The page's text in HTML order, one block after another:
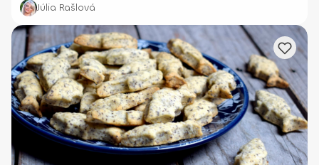
Júlia Rašlová